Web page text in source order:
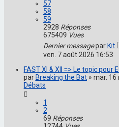
57
58
59
2928 Réponses
675409 Vues
Dernier messageparKit
ven. 7 août 2026 16:53
FAST XI & XII => Le topic pour
parBreaking the Bat » mar. 16
Débats
1
2
69 Réponses